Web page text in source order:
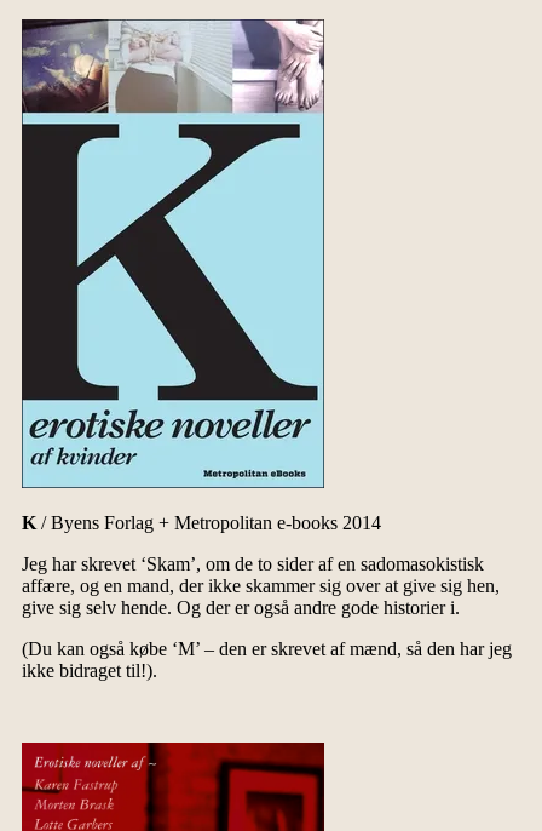
K/ Byens Forlag + Metropolitan e-books 2014
Jeg har skrevet ‘Skam’, om de to sider af en sadomasokistisk
affære, og en mand, der ikke skammer sig over at give sig hen,
give sig selv hende. Og der er også andre gode historier i.
(Du kan også købe ‘M’ – den er skrevet af mænd, så den har jeg
ikke bidraget til!).